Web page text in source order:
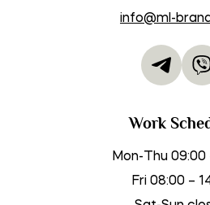
info@ml-
Work
Mon-Thu 09:00
Fri 08:00 –